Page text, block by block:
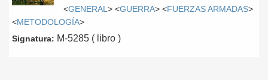
<GENERAL > <GUERRA> <FUERZAS ARMADAS>
<METODOLOGÍA>
Signatura: M-5285 ( libro )